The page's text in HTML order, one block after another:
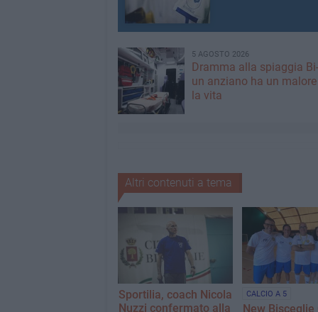
5 AGOSTO 2026
Dramma alla spiaggia
un anziano ha un malore
la vita
Altri contenuti a tema
Sportilia, coach Nicola
Nuzzi confermato alla
CALCIO A 5
New Bisceglie